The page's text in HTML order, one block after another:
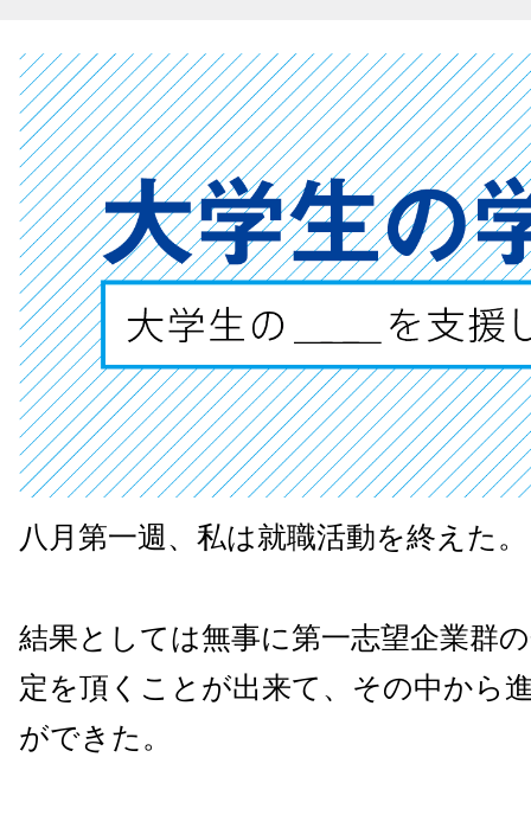
八月第一週、私は就職活動を終えた。
結果としては無事に第一志望企業群
定を頂くことが出来て、その中から
ができた。